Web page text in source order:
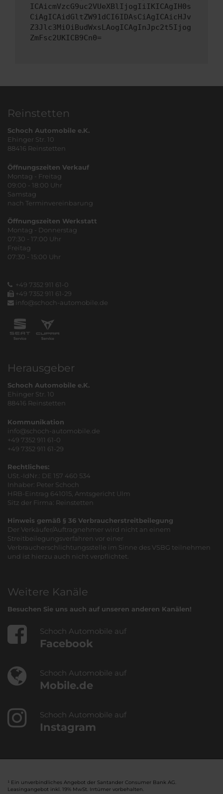
ICAicmVzcG9uc2VUeXBlIjogIiIKICAgIH0s
CiAgICAidGltZW91dCI6IDAsCiAgICAicHJv
Z3Jlc3MiOiBudWxsLAogICAgInJpc2t5Ijog
ZmFsc2UKICB9Cn0=
Reinstetten
Schoch Automobile e.K.
Ehinger Str. 10
88416 Reinstetten
Öffnungszeiten Verkauf
Montag - Freitag
09:00 - 18:00 Uhr
Samstag
nach Terminvereinbarung
Öffnungszeiten Werkstatt
Montag - Donnerstag
07:30 - 17:00 Uhr
Freitag
07:30 - 15:00 Uhr
+49 7352 911 61-0
+49 7352 911 61-29
info@schoch-automobile.de
Herausgeber
Schoch Automobile e.K.
Ehinger Str. 10
88416 Reinstetten
Kommunikation
info@schoch-automobile.de
+49 7352 911 61-0
+49 7352 911 61-29
Rechtliches:
USt.-IdNr.: DE 157 460 534
Inhaber: Peter Schoch
HRB-Eintrag 641015, Amtsgericht Ulm
Sitz der Firma: Reinstetten
Hinweis gemäß § 36 Verbraucherstreitbeilegung
Der Verkäufer/Auftragnehmer wird nicht an einem
Streitbeilegungsverfahren vor einer
Verbraucherschlichtungsstelle im Sinne des VSBG teilnehmen
und ist hierzu auch nicht verpflichtet.
Weitere Kanäle
Besuchen Sie uns auch auf unseren anderen Kanälen!
Schoch Automobile auf
Facebook
Schoch Automobile auf
Mobile.de
Schoch Automobile auf
Instagram
¹ Ein unverbindliches Angebot der Santander Consumer Bank AG.
Leasingangebot inkl. 19% MwSt. Irrtümer vorbehalten.